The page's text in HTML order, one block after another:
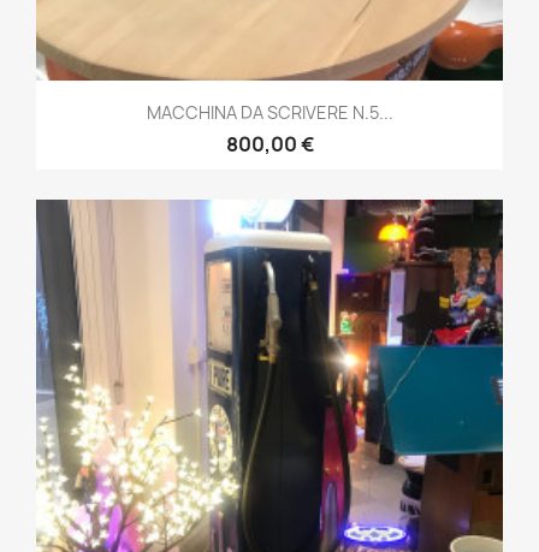
MACCHINA DA SCRIVERE N.5...
800,00 €